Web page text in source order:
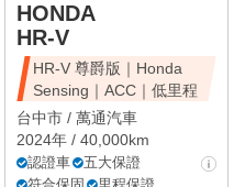
HONDA
HR-V
HR-V 尊爵版｜Honda
Sensing｜ACC｜低里程
台中市 / 萬通汽車
2024年 / 40,000km
認證車
五大保證